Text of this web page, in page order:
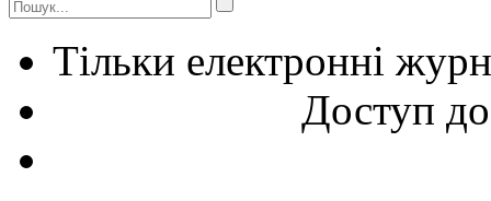
Тільки електронні
Доступ